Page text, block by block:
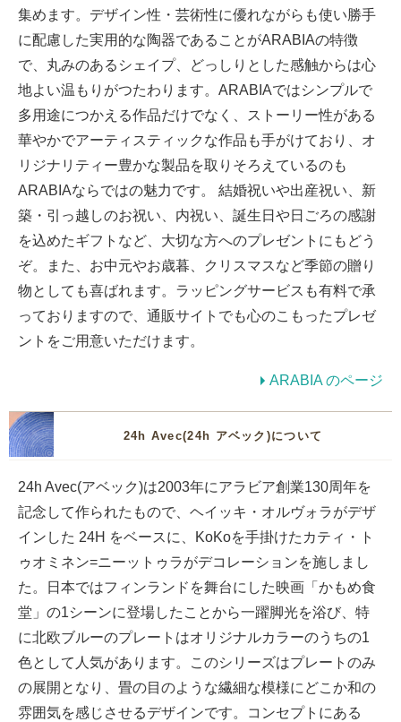
集めます。デザイン性・芸術性に優れながらも使い勝手
に配慮した実用的な陶器であることがARABIAの特徴
で、丸みのあるシェイプ、どっしりとした感触からは心
地よい温もりがつたわります。ARABIAではシンプルで
多用途につかえる作品だけでなく、ストーリー性がある
華やかでアーティスティックな作品も手がけており、オ
リジナリティー豊かな製品を取りそろえているのも
ARABIAならではの魅力です。 結婚祝いや出産祝い、新
築・引っ越しのお祝い、内祝い、誕生日や日ごろの感謝
を込めたギフトなど、大切な方へのプレゼントにもどう
ぞ。また、お中元やお歳暮、クリスマスなど季節の贈り
物としても喜ばれます。ラッピングサービスも有料で承
っておりますので、通販サイトでも心のこもったプレゼ
ントをご用意いただけます。
ARABIA のページ
24h Avec(24h アベック)について
24h Avec(アベック)は2003年にアラビア創業130周年を
記念して作られたもので、ヘイッキ・オルヴォラがデザ
インした 24H をベースに、KoKoを手掛けたカティ・ト
ゥオミネン=ニーットゥラがデコレーションを施しまし
た。日本ではフィンランドを舞台にした映画「かもめ食
堂」の1シーンに登場したことから一躍脚光を浴び、特
に北欧ブルーのプレートはオリジナルカラーのうちの1
色として人気があります。このシリーズはプレートのみ
の展開となり、畳の目のような繊細な模様にどこか和の
雰囲気を感じさせるデザインです。コンセプトにある